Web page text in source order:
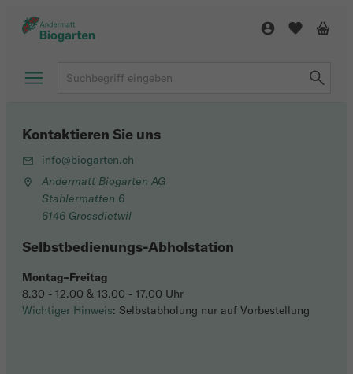
Kontaktieren Sie uns
info@biogarten.ch
Andermatt Biogarten AG
Stahlermatten 6
6146 Grossdietwil
Selbstbedienungs-Abholstation
Montag–Freitag
8.30 - 12.00 & 13.00 - 17.00 Uhr
Wichtiger Hinweis: Selbstabholung nur auf Vorbestellung